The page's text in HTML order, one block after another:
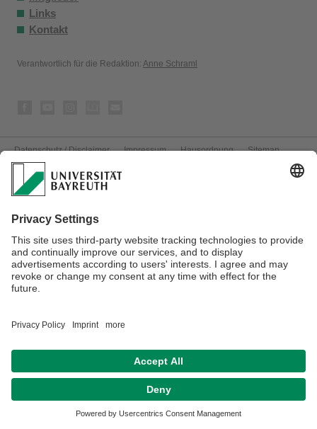
Links
Kontakt
Verantwortlich für die Redaktion: Anne Schraml
Datenschutz / Disclaimer Impressum Hausordnung
Sitemap
Kontakt